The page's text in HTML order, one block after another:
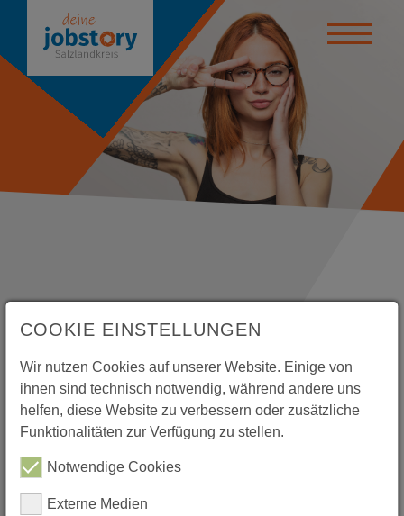
deinen Weg!
- Beratungsstelle
- Mehr Lehrkräfte für den
melden!
Messen in 2022
27.06.2022 Aktuelles Veranstaltungen
Hol dir unseren Flyer!
COOKIE EINSTELLUNGEN
Wir nutzen Cookies auf unserer Website. Einige von
ihnen sind technisch notwendig, während andere uns
helfen, diese Website zu verbessern oder zusätzliche
Funktionalitäten zur Verfügung zu stellen.
Notwendige Cookies
Externe Medien